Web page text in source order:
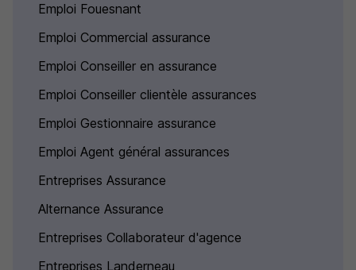
Emploi Fouesnant
Emploi Commercial assurance
Emploi Conseiller en assurance
Emploi Conseiller clientèle assurances
Emploi Gestionnaire assurance
Emploi Agent général assurances
Entreprises Assurance
Alternance Assurance
Entreprises Collaborateur d'agence
Entreprises Landerneau